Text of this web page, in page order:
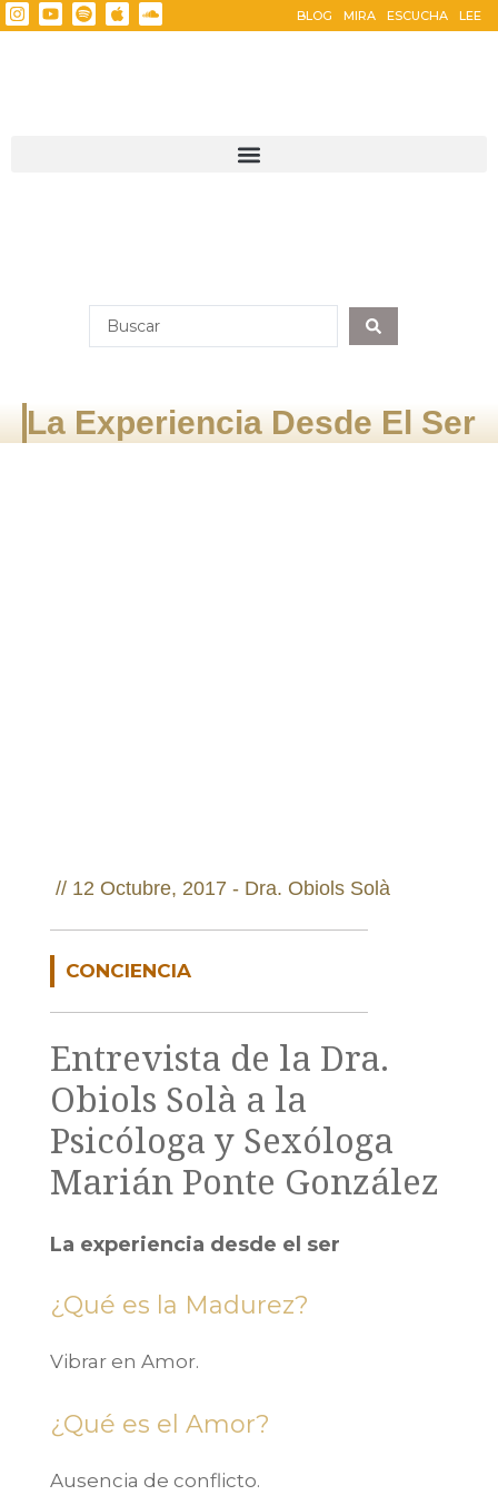
BLOG MIRA ESCUCHA LEE
La Experiencia Desde El Ser
// 12 Octubre, 2017 - Dra. Obiols Solà
CONCIENCIA
Entrevista de la Dra.
Obiols Solà a la
Psicóloga y Sexóloga
Marián Ponte González
La experiencia desde el ser
¿Qué es la Madurez?
Vibrar en Amor.
¿Qué es el Amor?
Ausencia de conflicto.